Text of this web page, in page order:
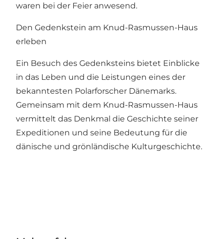
waren bei der Feier anwesend.
Den Gedenkstein am Knud-Rasmussen-Haus
erleben
Ein Besuch des Gedenksteins bietet Einblicke
in das Leben und die Leistungen eines der
bekanntesten Polarforscher Dänemarks.
Gemeinsam mit dem Knud-Rasmussen-Haus
vermittelt das Denkmal die Geschichte seiner
Expeditionen und seine Bedeutung für die
dänische und grönländische Kulturgeschichte.